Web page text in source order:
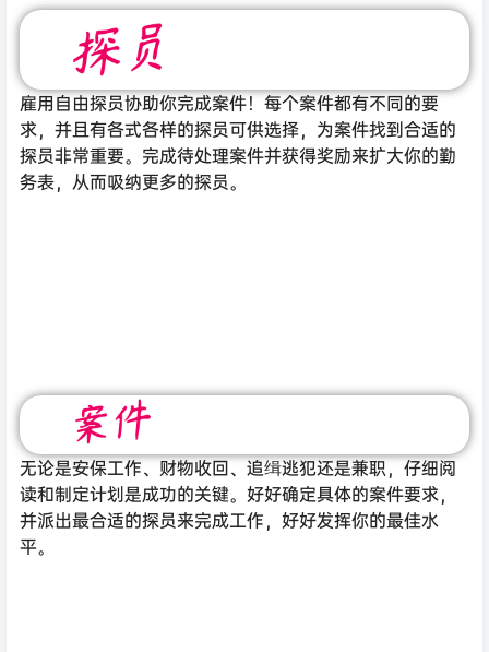
雇用自由探员协助你完成案件！每个案件都有不同的要
求，并且有各式各样的探员可供选择，为案件找到合适的
探员非常重要。完成待处理案件并获得奖励来扩大你的勤
务表，从而吸纳更多的探员。
无论是安保工作、财物收回、追缉逃犯还是兼职，仔细阅
读和制定计划是成功的关键。好好确定具体的案件要求，
并派出最合适的探员来完成工作，好好发挥你的最佳水
平。